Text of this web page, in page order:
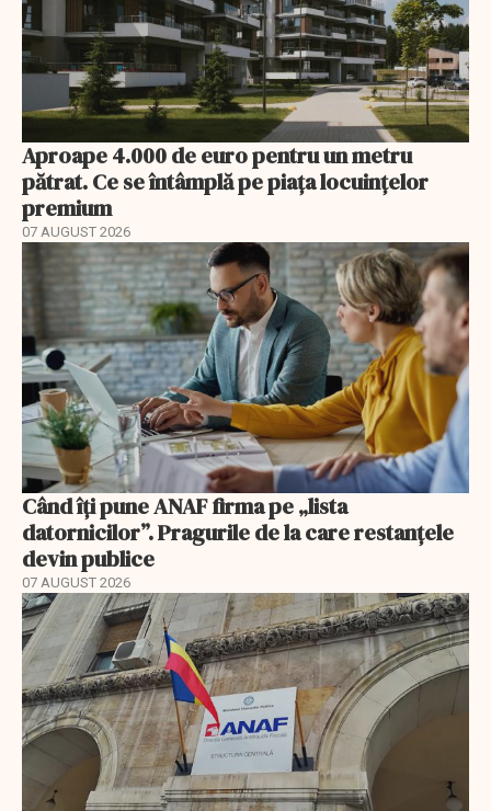
Aproape 4.000 de euro pentru un metru
pătrat. Ce se întâmplă pe piața locuințelor
premium
07 AUGUST 2026
Când îți pune ANAF firma pe „lista
datornicilor”. Pragurile de la care restanțele
devin publice
07 AUGUST 2026